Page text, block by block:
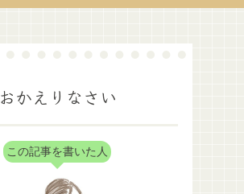
おかえりなさい
この記事を書いた人